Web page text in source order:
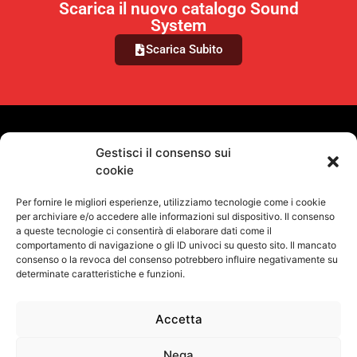
Gestisci il consenso sui
cookie
Per fornire le migliori esperienze, utilizziamo tecnologie come i cookie
per archiviare e/o accedere alle informazioni sul dispositivo. Il consenso
a queste tecnologie ci consentirà di elaborare dati come il
comportamento di navigazione o gli ID univoci su questo sito. Il mancato
consenso o la revoca del consenso potrebbero influire negativamente su
determinate caratteristiche e funzioni.
Accetta
Scarica il nuovo catalogo Sound
System
Scarica Subito
Termini e condizioni d'uso
Proel S.p.A.
VUOI RIMANERE AGGIORNATO?
SEGUICI SUI NOSTRI SOCIAL